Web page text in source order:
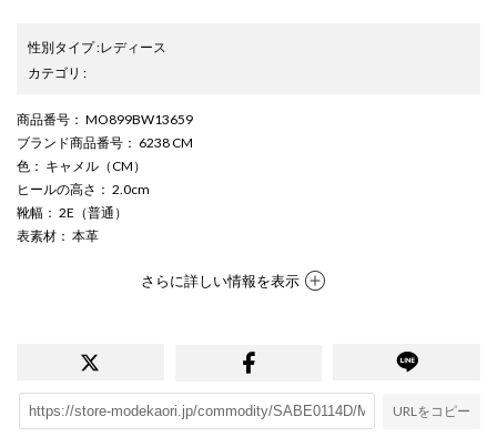
性別タイプ:レディース
カテゴリ :
商品番号 ： MO899BW13659
ブランド商品番号 ： 6238 CM
色 ： キャメル（CM）
ヒールの高さ ： 2.0cm
靴幅 ： 2E（普通）
表素材 ： 本革
さらに詳しい情報を表示
URLをコピー